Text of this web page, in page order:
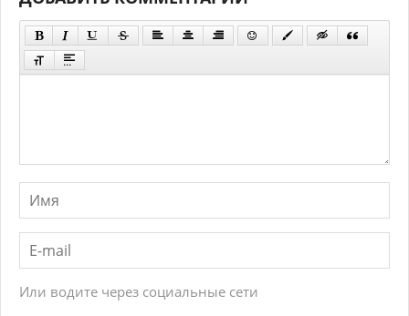
Или водите через социальные сети